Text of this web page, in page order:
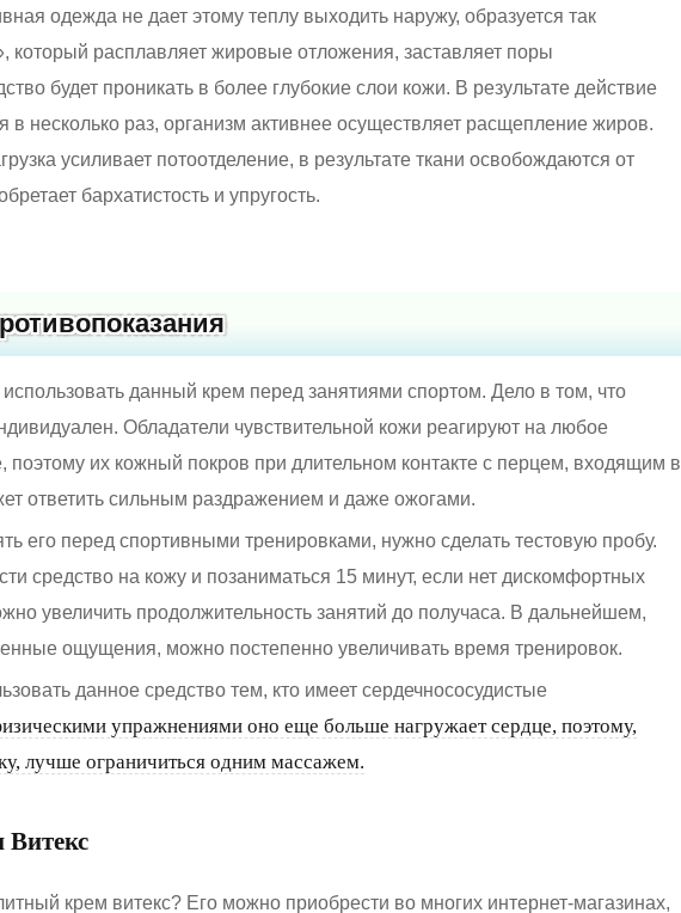
одежда не дает этому теплу выходить наружу, образуется так
расплавляет жировые отложения, заставляет поры
будет проникать в более глубокие слои кожи. В результате действие
в несколько раз, организм активнее осуществляет расщепление жиров.
усиливает потоотделение, в результате ткани освобождаются от
бархатистость и упругость.
данный крем перед занятиями спортом. Дело в том, что
Обладатели чувствительной кожи реагируют на любое
поэтому их кожный покров при длительном контакте с перцем, входящим в
ответить сильным раздражением и даже ожогами.
его перед спортивными тренировками, нужно сделать тестовую пробу.
средство на кожу и позаниматься 15 минут, если нет дискомфортных
увеличить продолжительность занятий до получаса. В дальнейшем,
ощущения, можно постепенно увеличивать время тренировок.
данное средство тем, кто имеет сердечнососудистые
упражнениями оно еще больше нагружает сердце, поэтому,
лучше ограничиться одним массажем.
Витекс
крем витекс? Его можно приобрести во многих интернет-магазинах,